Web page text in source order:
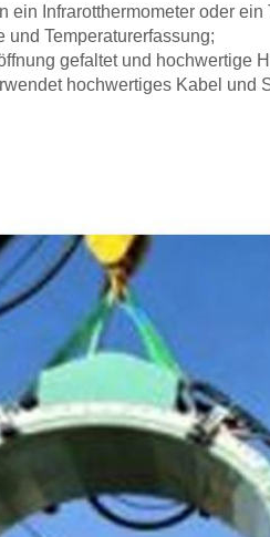
ein Infrarotthermometer oder
und Temperaturerfassung;
gefaltet und hochwertige
hochwertiges Kabel und